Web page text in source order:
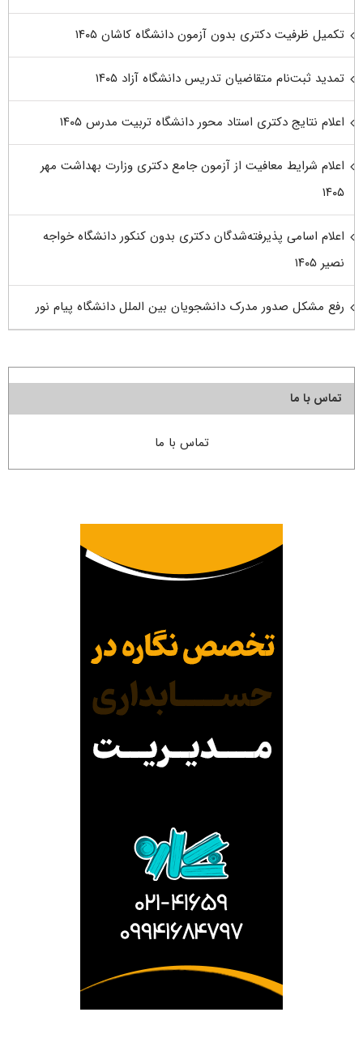
تکمیل ظرفیت دکتری بدون آزمون دانشگاه کاشان ۱۴۰۵
تمدید ثبت‌نام متقاضیان تدریس دانشگاه آزاد ۱۴۰۵
اعلام نتایج دکتری استاد محور دانشگاه تربیت مدرس ۱۴۰۵
اعلام شرایط معافیت از آزمون جامع دکتری وزارت بهداشت مهر
۱۴۰۵
اعلام اسامی پذیرفته‌شدگان دکتری بدون کنکور دانشگاه خواجه
نصیر ۱۴۰۵
رفع مشکل صدور مدرک دانشجویان بین الملل دانشگاه پیام نور
تماس با ما
تماس با ما